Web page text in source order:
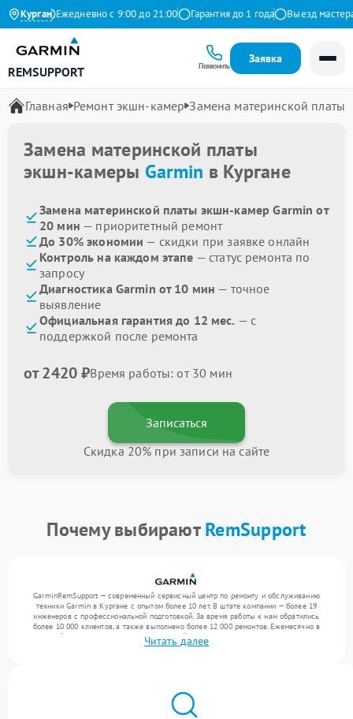
КурганЕжедневно с 9:00 до 21:00 Гарантия до 1 года Выезд мастера
REMSUPPORT Позвонить
Заявка
Главная Ремонт экшн-камер Замена материнской платы
Замена материнской платы
экшн-камеры Garmin в Кургане
Замена материнской платы экшн-камер Garmin от
20 мин — приоритетный ремонт
До 30% экономии — скидки при заявке онлайн
Контроль на каждом этапе — статус ремонта по
запросу
Диагностика Garmin от 10 мин — точное
выявление
Официальная гарантия до 12 мес. — с
поддержкой после ремонта
от 2420 ₽Время работы: от 30 мин
Записаться
Скидка 20% при записи на сайте
Почему выбираютRemSupport
GarminRemSupport — современный сервисный центр по ремонту и обслуживанию
техники Garmin в Кургане с опытом более 10 лет. В штате компании — более 19
инженеров с профессиональной подготовкой. За время работы к нам обратились
более 10 000 клиентов, а также выполнено более 12 000 ремонтов. Ежемесячно в
сервисный центр поступает более 300 устройств, включая , , . Мы устраняем поломки
любой сложности и обеспечиваем надежный результат благодаря опыту команды.
Читать далее